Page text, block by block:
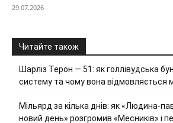
29.07.2026
Читайте також
Шарліз Терон — 51: як голлівудська
систему та чому вона відмовляється
Мільярд за кілька днів: як «Людина-
новий день» розгромив «Месників» і